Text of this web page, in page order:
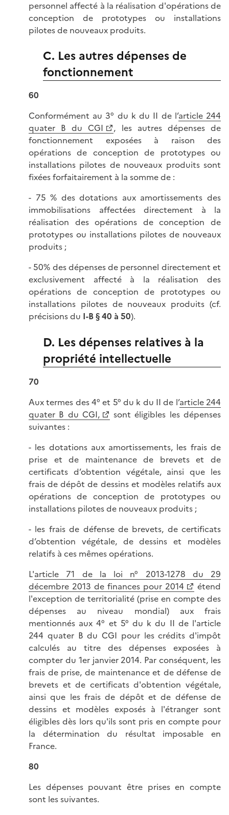
personnel affecté à la réalisation d'opérations de
conception de prototypes ou installations
pilotes de nouveaux produits.
C. Les autres dépenses de
fonctionnement
60
Conformément au 3° du k du II de l’article 244
quater B du CGI
, les autres dépenses de
fonctionnement exposées à raison des
opérations de conception de prototypes ou
installations pilotes de nouveaux produits sont
fixées forfaitairement à la somme de :
- 75 % des dotations aux amortissements des
immobilisations affectées directement à la
réalisation des opérations de conception de
prototypes ou installations pilotes de nouveaux
produits ;
- 50% des dépenses de personnel directement et
exclusivement affecté à la réalisation des
opérations de conception de prototypes ou
installations pilotes de nouveaux produits (cf.
précisions du I-B § 40 à 50).
D. Les dépenses relatives à la
propriété intellectuelle
70
Aux termes des 4° et 5° du k du II de l’article 244
quater B du CGI,
sont éligibles les dépenses
suivantes :
- les dotations aux amortissements, les frais de
prise et de maintenance de brevets et de
certificats d’obtention végétale, ainsi que les
frais de dépôt de dessins et modèles relatifs aux
opérations de conception de prototypes ou
installations pilotes de nouveaux produits ;
- les frais de défense de brevets, de certificats
d’obtention végétale, de dessins et modèles
relatifs à ces mêmes opérations.
L'article 71 de la loi n° 2013-1278 du 29
décembre 2013 de finances pour 2014
étend
l'exception de territorialité (prise en compte des
dépenses au niveau mondial) aux frais
mentionnés aux 4° et 5° du k du II de l'article
244 quater B du CGI pour les crédits d'impôt
calculés au titre des dépenses exposées à
compter du 1er janvier 2014. Par conséquent, les
frais de prise, de maintenance et de défense de
brevets et de certificats d'obtention végétale,
ainsi que les frais de dépôt et de défense de
dessins et modèles exposés à l'étranger sont
éligibles dès lors qu'ils sont pris en compte pour
la détermination du résultat imposable en
France.
80
Les dépenses pouvant être prises en compte
sont les suivantes.